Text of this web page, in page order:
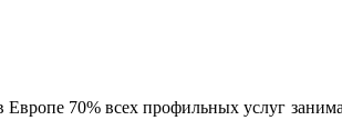
Европе 70% всех профильных услуг